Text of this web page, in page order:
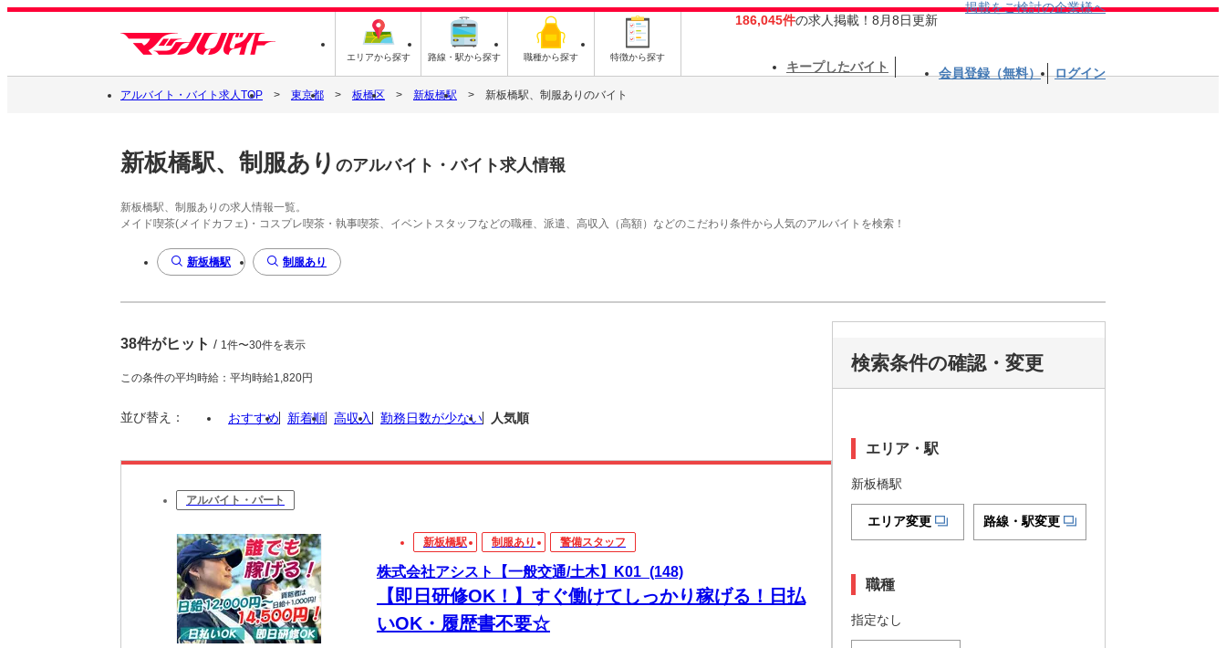
エリアから探す 路線・駅から探す 職種から探す 特徴から探す
186,045件の求人掲載！8月8日更新
掲載をご検討の企業様へ
キープしたバイト 会員登録（無料） ログイン
アルバイト・バイト求人TOP 東京都 板橋区 新板橋駅 新板橋駅、制服ありのバイト
新板橋駅、制服あり のアルバイト・バイト求人情報
新板橋駅、制服ありの求人情報一覧。
メイド喫茶(メイドカフェ)・コスプレ喫茶・執事喫茶、イベントスタッフなどの職種、派遣、高収入（高額）などのこだわり条件から人気のアルバイトを検索！
新板橋駅 制服あり
38件がヒット / 1件〜30件を表示
この条件の平均時給：平均時給1,820円
並び替え： おすすめ 新着順 高収入 勤務日数が少ない 人気順
アルバイト・パート
新板橋駅 制服あり 警備スタッフ
株式会社アシスト【一般交通/土木】K01_(148)
【即日研修OK！】すぐ働けてしっかり稼げる！日払
いOK・履歴書不要☆
検索条件の確認・変更
エリア・駅
新板橋駅
エリア変更 路線・駅変更
職種
指定なし